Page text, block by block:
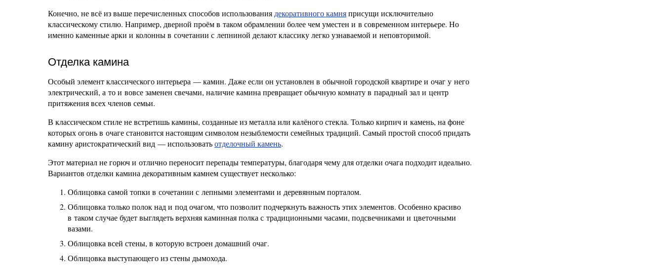
Конечно, не всё из выше перечисленных способов использования декоративного камняприсущи исключительно
классическому стилю. Например, дверной проём в таком обрамлении более чем уместен и в современном интерьере. Но
именно каменные арки и колонны в сочетании с лепниной делают классику легко узнаваемой и неповторимой.
Отделка камина
Особый элемент классического интерьера — камин. Даже если он установлен в обычной городской квартире и очаг у него
электрический, а то и вовсе заменен свечами, наличие камина превращает обычную комнату в парадный зал и центр
притяжения всех членов семьи.
В классическом стиле не встретишь камины, созданные из металла или калёного стекла. Только кирпич и камень, на фоне
которых огонь в очаге становится настоящим символом незыблемости семейных традиций. Самый простой способ придать
камину аристократический вид — использоватьотделочный камень.
Этот материал не горюч и отлично переносит перепады температуры, благодаря чему для отделки очага подходит идеально.
Вариантов отделки камина декоративным камнем существует несколько:
Облицовка самой топки в сочетании с лепными элементами и деревянным порталом.
Облицовка только полок над и под очагом, что позволит подчеркнуть важность этих элементов. Особенно красиво
в таком случае будет выглядеть верхняя каминная полка с традиционными часами, подсвечниками и цветочными
вазами.
Облицовка всей стены, в которую встроен домашний очаг.
Облицовка выступающего из стены дымохода.